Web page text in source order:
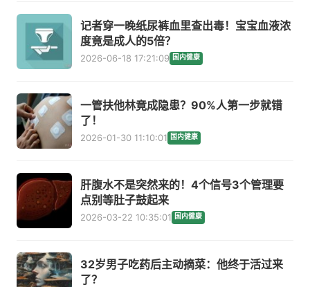
记者穿一晚纸尿裤血里查出毒！宝宝血液浓
度竟是成人的5倍？
2026-06-18 17:21:09 国内健康
一管扶他林竟成隐患？90%人第一步就错
了！
2026-01-30 11:10:01 国内健康
肝腹水不是突然来的！4个信号3个管理要
点别等肚子鼓起来
2026-03-22 10:35:01 国内健康
32岁男子吃药后主动摘菜：他终于活过来
了？